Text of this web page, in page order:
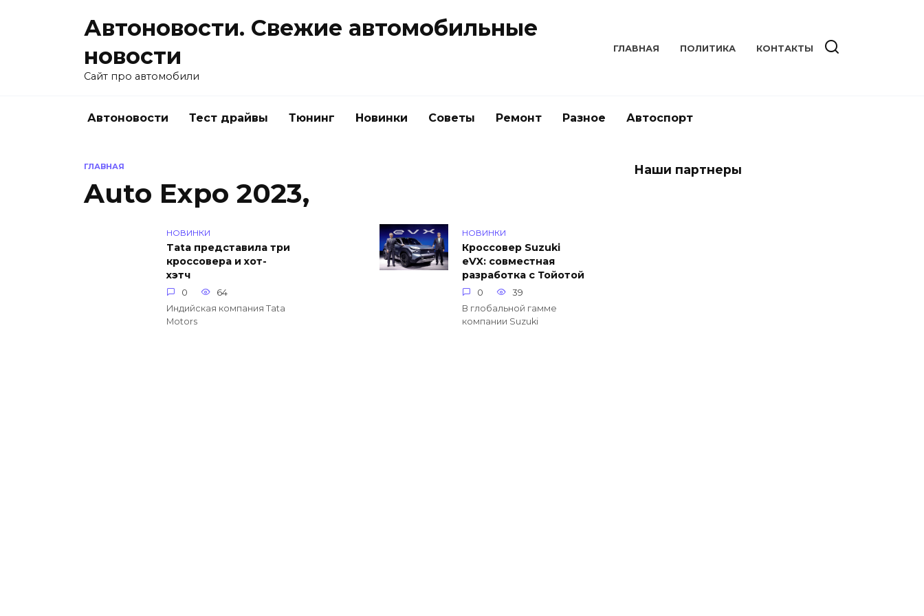
Автоновости. Свежие автомобильные
новости
Сайт про автомобили
ГЛАВНАЯ ПОЛИТИКА КОНТАКТЫ
Автоновости Тест драйвы Тюнинг Новинки Советы Ремонт Разное Автоспорт
ГЛАВНАЯ
Auto Expo 2023,
НОВИНКИ
Tata представила три
кроссовера и хот-
хэтч
0
64
Индийская компания Tata
Motors
НОВИНКИ
Кроссовер Suzuki
eVX: совместная
разработка с Тойотой
0
39
В глобальной гамме
компании Suzuki
Наши партнеры